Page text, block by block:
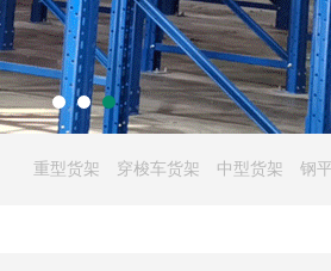
重型货架 穿梭车货架 中型货架 钢